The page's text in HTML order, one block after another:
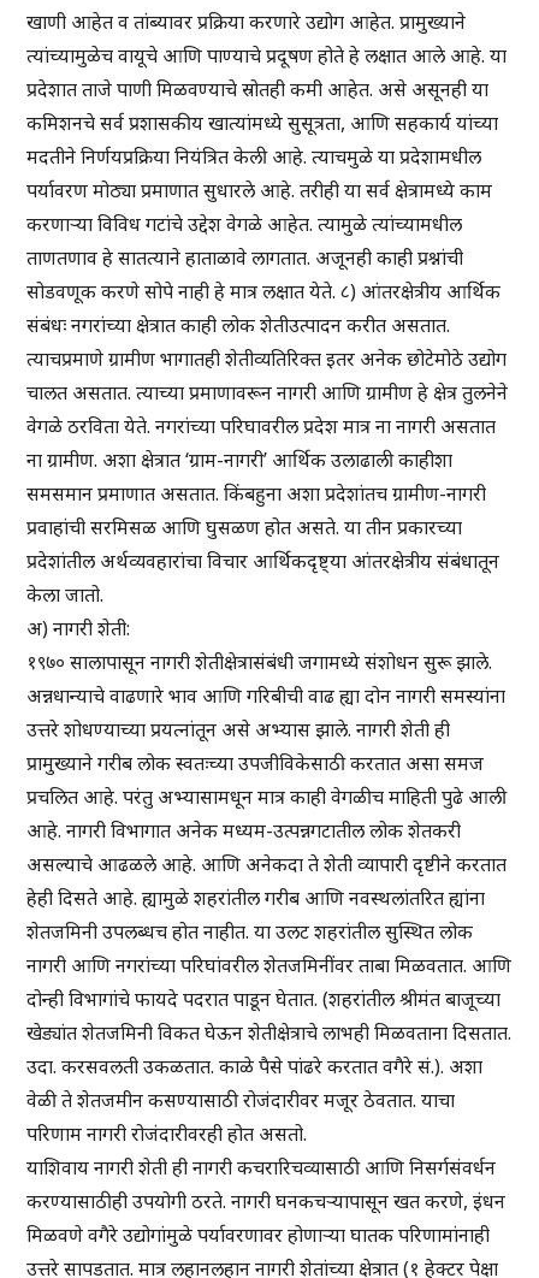
खाणी आहेत व तांब्यावर प्रक्रिया करणारे उद्योग आहेत. प्रामुख्याने
त्यांच्यामुळेच वायूचे आणि पाण्याचे प्रदूषण होते हे लक्षात आले आहे. या
प्रदेशात ताजे पाणी मिळवण्याचे स्रोतही कमी आहेत. असे असूनही या
कमिशनचे सर्व प्रशासकीय खात्यांमध्ये सुसूत्रता, आणि सहकार्य यांच्या
मदतीने निर्णयप्रक्रिया नियंत्रित केली आहे. त्याचमुळे या प्रदेशामधील
पर्यावरण मोठ्या प्रमाणात सुधारले आहे. तरीही या सर्व क्षेत्रामध्ये काम
करणाऱ्या विविध गटांचे उद्देश वेगळे आहेत. त्यामुळे त्यांच्यामधील
ताणतणाव हे सातत्याने हाताळावे लागतात. अजूनही काही प्रश्नांची
सोडवणूक करणे सोपे नाही हे मात्र लक्षात येते. ८) आंतरक्षेत्रीय आर्थिक
संबंधः नगरांच्या क्षेत्रात काही लोक शेतीउत्पादन करीत असतात.
त्याचप्रमाणे ग्रामीण भागातही शेतीव्यतिरिक्त इतर अनेक छोटेमोठे उद्योग
चालत असतात. त्याच्या प्रमाणावरून नागरी आणि ग्रामीण हे क्षेत्र तुलनेने
वेगळे ठरविता येते. नगरांच्या परिघावरील प्रदेश मात्र ना नागरी असतात
ना ग्रामीण. अशा क्षेत्रात ‘ग्राम-नागरी’ आर्थिक उलाढाली काहीशा
समसमान प्रमाणात असतात. किंबहुना अशा प्रदेशांतच ग्रामीण-नागरी
प्रवाहांची सरमिसळ आणि घुसळण होत असते. या तीन प्रकारच्या
प्रदेशांतील अर्थव्यवहारांचा विचार आर्थिकदृष्ट्या आंतरक्षेत्रीय संबंधातून
केला जातो.
अ) नागरी शेती:
१९७० सालापासून नागरी शेतीक्षेत्रासंबंधी जगामध्ये संशोधन सुरू झाले.
अन्नधान्याचे वाढणारे भाव आणि गरिबीची वाढ ह्या दोन नागरी समस्यांना
उत्तरे शोधण्याच्या प्रयत्नांतून असे अभ्यास झाले. नागरी शेती ही
प्रामुख्याने गरीब लोक स्वतःच्या उपजीविकेसाठी करतात असा समज
प्रचलित आहे. परंतु अभ्यासामधून मात्र काही वेगळीच माहिती पुढे आली
आहे. नागरी विभागात अनेक मध्यम-उत्पन्नगटातील लोक शेतकरी
असल्याचे आढळले आहे. आणि अनेकदा ते शेती व्यापारी दृष्टीने करतात
हेही दिसते आहे. ह्यामुळे शहरांतील गरीब आणि नवस्थलांतरित ह्यांना
शेतजमिनी उपलब्धच होत नाहीत. या उलट शहरांतील सुस्थित लोक
नागरी आणि नगरांच्या परिघांवरील शेतजमिनींवर ताबा मिळवतात. आणि
दोन्ही विभागांचे फायदे पदरात पाडून घेतात. (शहरांतील श्रीमंत बाजूच्या
खेड्यांत शेतजमिनी विकत घेऊन शेतीक्षेत्राचे लाभही मिळवताना दिसतात.
उदा. करसवलती उकळतात. काळे पैसे पांढरे करतात वगैरे सं.). अशा
वेळी ते शेतजमीन कसण्यासाठी रोजंदारीवर मजूर ठेवतात. याचा
परिणाम नागरी रोजंदारीवरही होत असतो.
याशिवाय नागरी शेती ही नागरी कचरारिचव्यासाठी आणि निसर्गसंवर्धन
करण्यासाठीही उपयोगी ठरते. नागरी घनकचऱ्यापासून खत करणे, इंधन
मिळवणे वगैरे उद्योगांमुळे पर्यावरणावर होणाऱ्या घातक परिणामांनाही
उत्तरे सापडतात. मात्र लहानलहान नागरी शेतांच्या क्षेत्रात (१ हेक्टर पेक्षा